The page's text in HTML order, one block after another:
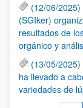
(12/06/
(SGIker)
resultados de
orgánico y
(13/05/
ha llevado a
variedades de